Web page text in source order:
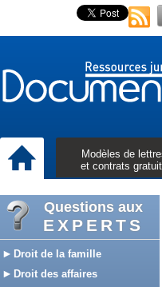
Modèles de
et contrats
Questions aux
EXPERTS
Droit de la famille
Droit des affaires